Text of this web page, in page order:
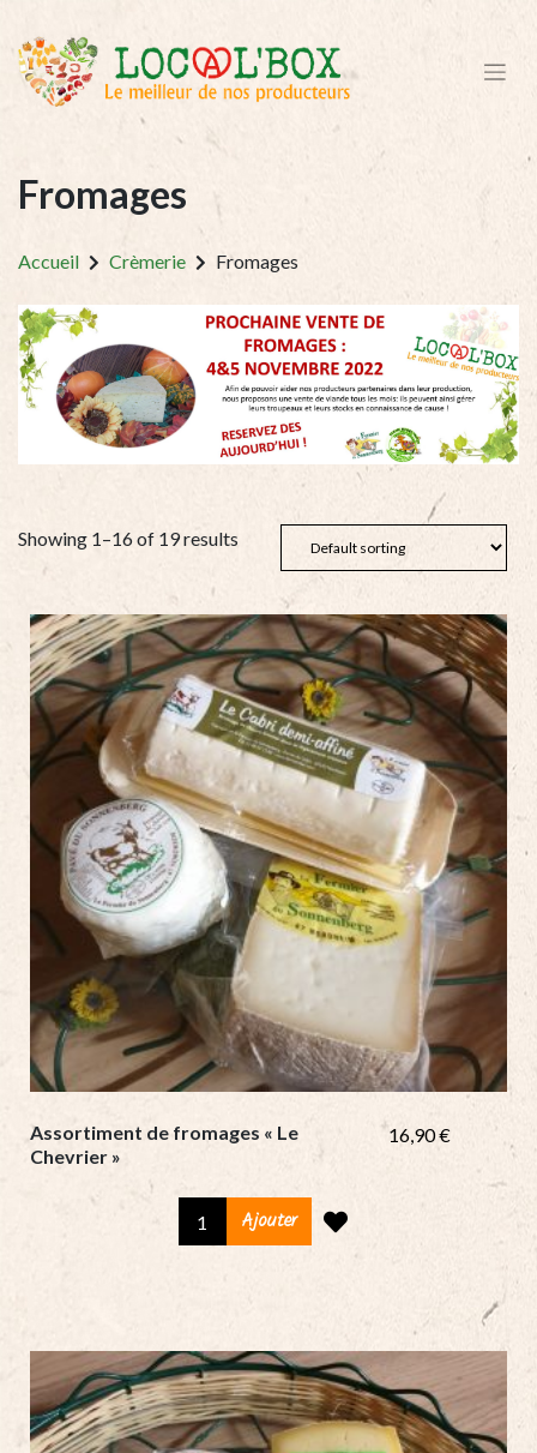
Fromages
Accueil Crèmerie Fromages
Showing 1–16 of 19 results
Assortiment de fromages « Le
Chevrier »
16,90€
Assortiment
Chevrier
»
quantity
Ajouter